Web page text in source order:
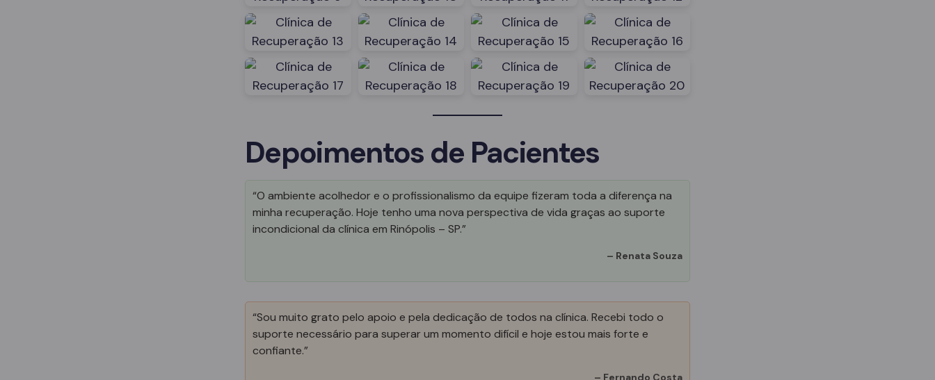
Depoimentos de Pacientes
“O ambiente acolhedor e o profissionalismo da equipe fizeram toda a diferença na
minha recuperação. Hoje tenho uma nova perspectiva de vida graças ao suporte
incondicional da clínica em Rinópolis – SP.”
– Renata Souza
“Sou muito grato pelo apoio e pela dedicação de todos na clínica. Recebi todo o
suporte necessário para superar um momento difícil e hoje estou mais forte e
confiante.”
– Fernando Costa